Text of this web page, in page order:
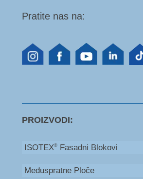
Pratite nas na:
PROIZVODI:
ISOTEX®Fasadni Blokovi
Međuspratne Ploče